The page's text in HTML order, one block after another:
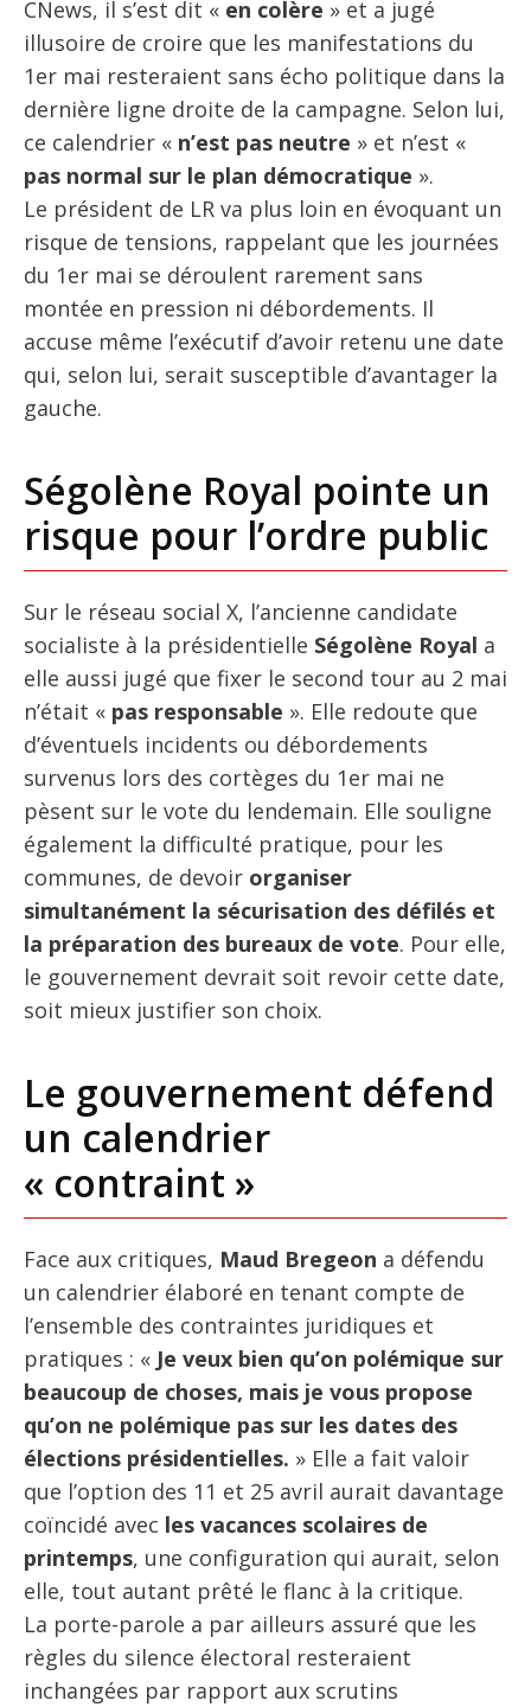
CNews, il s’est dit « en colère » et a jugé
illusoire de croire que les manifestations du
1er mai resteraient sans écho politique dans la
dernière ligne droite de la campagne. Selon lui,
ce calendrier « n’est pas neutre » et n’est «
pas normal sur le plan démocratique ».
Le président de LR va plus loin en évoquant un
risque de tensions, rappelant que les journées
du 1er mai se déroulent rarement sans
montée en pression ni débordements. Il
accuse même l’exécutif d’avoir retenu une date
qui, selon lui, serait susceptible d’avantager la
gauche.
Ségolène Royal pointe un
risque pour l’ordre public
Sur le réseau social X, l’ancienne candidate
socialiste à la présidentielle Ségolène Royal a
elle aussi jugé que fixer le second tour au 2 mai
n’était « pas responsable ». Elle redoute que
d’éventuels incidents ou débordements
survenus lors des cortèges du 1er mai ne
pèsent sur le vote du lendemain. Elle souligne
également la difficulté pratique, pour les
communes, de devoir organiser
simultanément la sécurisation des défilés et
la préparation des bureaux de vote. Pour elle,
le gouvernement devrait soit revoir cette date,
soit mieux justifier son choix.
Le gouvernement défend
un calendrier
« contraint »
Face aux critiques, Maud Bregeon a défendu
un calendrier élaboré en tenant compte de
l’ensemble des contraintes juridiques et
pratiques : « Je veux bien qu’on polémique sur
beaucoup de choses, mais je vous propose
qu’on ne polémique pas sur les dates des
élections présidentielles. » Elle a fait valoir
que l’option des 11 et 25 avril aurait davantage
coïncidé avec les vacances scolaires de
printemps, une configuration qui aurait, selon
elle, tout autant prêté le flanc à la critique.
La porte-parole a par ailleurs assuré que les
règles du silence électoral resteraient
inchangées par rapport aux scrutins